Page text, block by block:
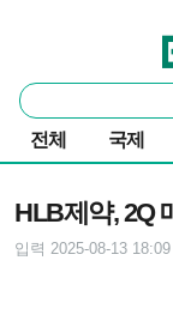
통
합
검
색
전체 국제
HLB제약, 2Q
입력 2025-08-13 18:09